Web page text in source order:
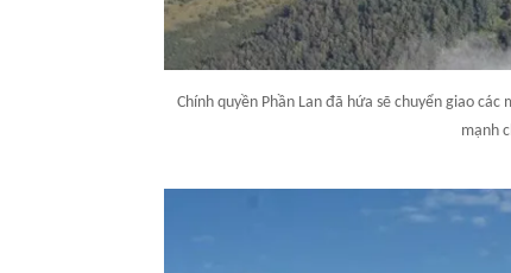
Chính quyền Phần Lan đã hứa sẽ chuyển giao
mạnh